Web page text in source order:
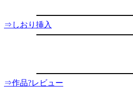
⇒しおり挿入
⇒作品?レビュー